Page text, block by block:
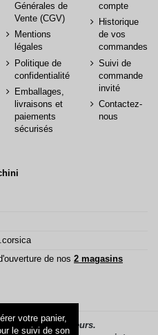
Générales de
Vente (CGV)
Mentions
légales
Politique de
confidentialité
Emballages,
livraisons et
paiements
sécurisés
compte
Historique
de vos
commandes
Suivi de
commande
invité
Contactez-
nous
de nos 2 magasins
interdite aux mineurs.
votre panier,
le suivi de son